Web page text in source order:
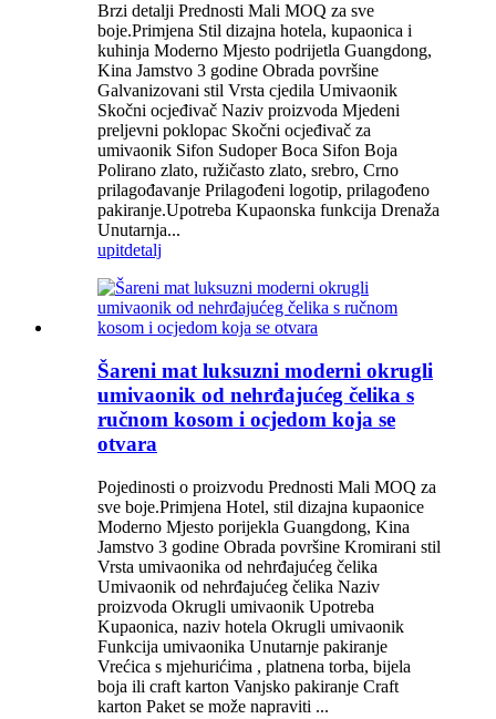
Brzi detalji Prednosti Mali MOQ za sve
boje.Primjena Stil dizajna hotela, kupaonica i
kuhinja Moderno Mjesto podrijetla Guangdong,
Kina Jamstvo 3 godine Obrada površine
Galvanizovani stil Vrsta cjedila Umivaonik
Skočni ocjeđivač Naziv proizvoda Mjedeni
preljevni poklopac Skočni ocjeđivač za
umivaonik Sifon Sudoper Boca Sifon Boja
Polirano zlato, ružičasto zlato, srebro, Crno
prilagođavanje Prilagođeni logotip, prilagođeno
pakiranje.Upotreba Kupaonska funkcija Drenaža
Unutarnja...
upitdetalj
Šareni mat luksuzni moderni okrugli
umivaonik od nehrđajućeg čelika s
ručnom kosom i ocjedom koja se
otvara
Pojedinosti o proizvodu Prednosti Mali MOQ za
sve boje.Primjena Hotel, stil dizajna kupaonice
Moderno Mjesto porijekla Guangdong, Kina
Jamstvo 3 godine Obrada površine Kromirani stil
Vrsta umivaonika od nehrđajućeg čelika
Umivaonik od nehrđajućeg čelika Naziv
proizvoda Okrugli umivaonik Upotreba
Kupaonica, naziv hotela Okrugli umivaonik
Funkcija umivaonika Unutarnje pakiranje
Vrećica s mjehurićima , platnena torba, bijela
boja ili craft karton Vanjsko pakiranje Craft
karton Paket se može napraviti ...